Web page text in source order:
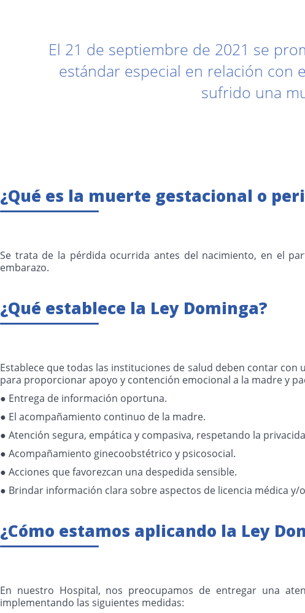
El 21 de septiembre de 2021 se
estándar especial en relación con
sufrido una
¿Qué es la muerte gestacional o
Se trata de la pérdida ocurrida antes del nacimiento, en el
embarazo.
¿Qué establece la Ley Dominga?
Establece que todas las instituciones de salud deben contar
para proporcionar apoyo y contención emocional a la madre y
● Entrega de información oportuna.
● El acompañamiento continuo de la madre.
● Atención segura, empática y compasiva, respetando la
● Acompañamiento ginecoobstétrico y psicosocial.
● Acciones que favorezcan una despedida sensible.
● Brindar información clara sobre aspectos de licencia médica y/
¿Cómo estamos aplicando la Ley
En nuestro Hospital, nos preocupamos de entregar una
implementando las siguientes medidas: